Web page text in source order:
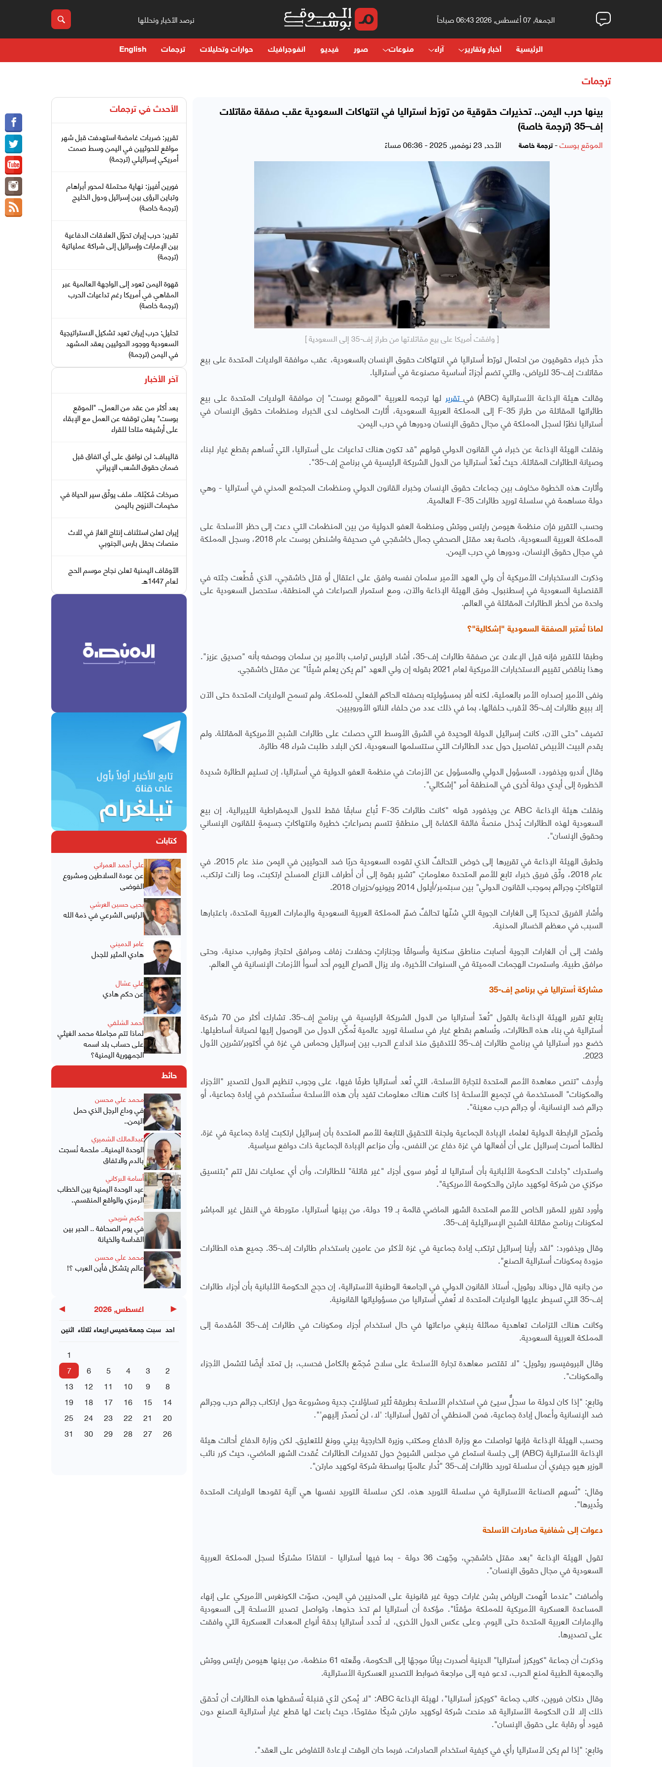
الجمعة, 07 أغسطس, 2026 06:43 صباحاً نرصد الأخبار ونحللها
الرئيسية أخبار وتقارير آراء منوعات صور فيديو انفوجرافيك حوارات وتحليلات ترجمات English
ترجمات
بينها حرب اليمن.. تحذيرات حقوقية من تورّط أستراليا في انتهاكات السعودية عقب صفقة مقاتلات
إف–35 (ترجمة خاصة)
الموقع بوست-ترجمة خاصة الأحد, 23 نوفمبر, 2025 - 06:36 مساءً
[ وافقت أمريكا على بيع مقاتلاتها من طراز إف-35 إلى السعودية ]
حذّر خبراء حقوقيون من احتمال تورّط أستراليا في انتهاكات حقوق الإنسان بالسعودية، عقب موافقة الولايات المتحدة على بيع
مقاتلات إف-35 للرياض، والتي تضم أجزاءً أساسية مصنوعة في أستراليا.
وقالت هيئة الإذاعة الأسترالية (ABC) في تقرير لها ترجمه للعربية "الموقع بوست" إن موافقة الولايات المتحدة على بيع
طائراتها المقاتلة من طرازF-35 إلى المملكة العربية السعودية، أثارت المخاوف لدى الخبراء ومنظمات حقوق الإنسان في
أستراليا نظرًا لسجل المملكة في مجال حقوق الإنسان ودورها في حرب اليمن.
ونقلت الهيئة الإذاعة عن خبراء في القانون الدولي قولهم "قد تكون هناك تداعيات على أستراليا، التي تُساهم بقطع غيار لبناء
وصيانة الطائرات المقاتلة. حيث تُعدّ أستراليا من الدول الشريكة الرئيسية في برنامج إف-35".
وأثارت هذه الخطوة مخاوف بين جماعات حقوق الإنسان وخبراء القانون الدولي ومنظمات المجتمع المدني في أستراليا - وهي
دولة مساهمة في سلسلة توريد طائراتF-35 العالمية.
وحسب التقرير فإن منظمة هيومن رايتس ووتش ومنظمة العفو الدولية من بين المنظمات التي دعت إلى حظر الأسلحة على
المملكة العربية السعودية، خاصة بعد مقتل الصحفي جمال خاشقجي في صحيفة واشنطن بوست عام 2018، وسجل المملكة
في مجال حقوق الإنسان، ودورها في حرب اليمن.
وذكرت الاستخبارات الأمريكية أن ولي العهد الأمير سلمان نفسه وافق على اعتقال أو قتل خاشقجي، الذي قُطِّعت جثته في
القنصلية السعودية في إسطنبول. وفق الهيئة الإذاعة والآن، ومع استمرار الصراعات في المنطقة، ستحصل السعودية على
واحدة من أخطر الطائرات المقاتلة في العالم.
لماذا تُعتبر الصفقة السعودية "إشكالية"؟
وطبقا للتقرير فإنه قبل الإعلان عن صفقة طائرات إف-35، أشاد الرئيس ترامب بالأمير بن سلمان ووصفه بأنه "صديق عزيز".
وهذا يناقض تقييم الاستخبارات الأمريكية لعام 2021 بقوله إن ولي العهد "لم يكن يعلم شيئًا" عن مقتل خاشقجي.
ونفى الأمير إصداره الأمر بالعملية، لكنه أقر بمسؤوليته بصفته الحاكم الفعلي للمملكة. ولم تسمح الولايات المتحدة حتى الآن
إلا ببيع طائرات إف-35 لأقرب حلفائها، بما في ذلك عدد من حلفاء الناتو الأوروبيين.
تضيف "حتى الآن، كانت إسرائيل الدولة الوحيدة في الشرق الأوسط التي حصلت على طائرات الشبح الأمريكية المقاتلة. ولم
يقدم البيت الأبيض تفاصيل حول عدد الطائرات التي ستتسلمها السعودية، لكن البلاد طلبت شراء 48 طائرة.
وقال أندرو ويذفورد، المسؤول الدولي والمسؤول عن الأزمات في منظمة العفو الدولية في أستراليا، إن تسليم الطائرة شديدة
الخطورة إلى أيدي دولة أخرى في المنطقة أمر "إشكالي".
ونقلت هيئة الإذاعة ABCعن ويذفورد قوله "كانت طائراتF-35 تُباع سابقًا فقط للدول الديمقراطية الليبرالية، إن بيع
السعودية لهذه الطائرات يُدخل منصةً فائقة الكفاءة إلى منطقةٍ تتسم بصراعاتٍ خطيرة وانتهاكاتٍ جسيمةٍ للقانون الإنساني
وحقوق الإنسان".
وتطرق الهيئة الإذاعة في تقريرها إلى خوض التحالفٌ الذي تقوده السعودية حربًا ضد الحوثيين في اليمن منذ عام 2015. في
عام 2018، وثّق فريق خبراء تابع للأمم المتحدة معلوماتٍ "تشير بقوة إلى أن أطراف النزاع المسلح ارتكبت، وما زالت ترتكب،
انتهاكاتٍ وجرائم بموجب القانون الدولي" بين سبتمبر/أيلول 2014 ويونيو/حزيران 2018.
وأشار الفريق تحديدًا إلى الغارات الجوية التي شنّها تحالفٌ ضمّ المملكة العربية السعودية والإمارات العربية المتحدة، باعتبارها
السبب في معظم الخسائر المدنية.
ولفت إلى أن الغارات الجوية أصابت مناطق سكنية وأسواقًا وجنازاتٍ وحفلات زفاف ومرافق احتجاز وقوارب مدنية، وحتى
مرافق طبية. واستمرت الهجمات المميتة في السنوات الأخيرة، ولا يزال الصراع اليوم أحد أسوأ الأزمات الإنسانية في العالم.
مشاركة أستراليا في برنامج إف-35
يتابع تقرير الهيئة الإذاعة بالقول "تُعدّ أستراليا من الدول الشريكة الرئيسية في برنامج إف-35. تشارك أكثر من 70 شركة
أسترالية في بناء هذه الطائرات، وتُساهم بقطع غيار في سلسلة توريد عالمية تُمكّن الدول من الوصول إليها لصيانة أساطيلها.
خضع دور أستراليا في برنامج طائرات إف-35 للتدقيق منذ اندلاع الحرب بين إسرائيل وحماس في غزة في أكتوبر/تشرين الأول
2023.
وأردف "تنص معاهدة الأمم المتحدة لتجارة الأسلحة، التي تُعد أستراليا طرفًا فيها، على وجوب تنظيم الدول لتصدير "الأجزاء
والمكونات" المستخدمة في تجميع الأسلحة إذا كانت هناك معلومات تفيد بأن هذه الأسلحة ستُستخدم في إبادة جماعية، أو
جرائم ضد الإنسانية، أو جرائم حرب معينة".
وتُصرّح الرابطة الدولية لعلماء الإبادة الجماعية ولجنة التحقيق التابعة للأمم المتحدة بأن إسرائيل ارتكبت إبادة جماعية في غزة.
لطالما أصرت إسرائيل على أن أفعالها في غزة دفاع عن النفس، وأن مزاعم الإبادة الجماعية ذات دوافع سياسية.
واستدرك "جادلت الحكومة الألبانية بأن أستراليا لا تُوفر سوى أجزاء "غير قاتلة" للطائرات، وأن أي عمليات نقل تتم "بتنسيق
مركزي من شركة لوكهيد مارتن والحكومة الأمريكية".
وأورد تقرير للمقرر الخاص للأمم المتحدة الشهر الماضي قائمة بـ 19 دولة، من بينها أستراليا، متورطة في النقل غير المباشر
لمكونات برنامج مقاتلة الشبح الإسرائيلية إف-35.
وقال ويذفورد: "لقد رأينا إسرائيل ترتكب إبادة جماعية في غزة لأكثر من عامين باستخدام طائرات إف-35. جميع هذه الطائرات
مزودة بمكونات أسترالية الصنع".
من جانبه قال دونالد روثويل، أستاذ القانون الدولي في الجامعة الوطنية الأسترالية، إن حجج الحكومة الألبانية بأن أجزاء طائرات
إف-35 التي تسيطر عليها الولايات المتحدة لا تُعفي أستراليا من مسؤولياتها القانونية.
وكانت هناك التزامات تعاهدية مماثلة ينبغي مراعاتها في حال استخدام أجزاء ومكونات في طائرات إف-35 المُقدمة إلى
المملكة العربية السعودية.
وقال البروفيسور روثويل: "لا تقتصر معاهدة تجارة الأسلحة على سلاح مُجمّع بالكامل فحسب، بل تمتد أيضًا لتشمل الأجزاء
والمكونات".
وتابع: "إذا كان لدولة ما سجلٌّ سيئ في استخدام الأسلحة بطريقة تُثير تساؤلاتٍ جدية ومشروعة حول ارتكاب جرائم حرب وجرائم
ضد الإنسانية وأعمال إبادة جماعية، فمن المنطقي أن تقول أستراليا: 'لا، لن نُصدّر إليهم'".
وحسب الهيئة الإذاعة فإنها تواصلت مع وزارة الدفاع ومكتب وزيرة الخارجية بيني وونغ للتعليق. لكن وزارة الدفاع أحالت هيئة
الإذاعة الأسترالية (ABC) إلى جلسة استماع في مجلس الشيوخ حول تقديرات الطائرات عُقدت الشهر الماضي، حيث كرر نائب
الوزير هيو جيفري أن سلسلة توريد طائرات إف-35 "تُدار عالميًا بواسطة شركة لوكهيد مارتن".
وقال: "تُسهم الصناعة الأسترالية في سلسلة التوريد هذه، لكن سلسلة التوريد نفسها هي آلية تقودها الولايات المتحدة
وتُديرها".
دعوات إلى شفافية صادرات الأسلحة
تقول الهيئة الإذاعة "بعد مقتل خاشقجي، وجّهت 36 دولة - بما فيها أستراليا - انتقادًا مشتركًا لسجل المملكة العربية
السعودية في مجال حقوق الإنسان".
وأضافت "عندما اتُهمت الرياض بشن غارات جوية غير قانونية على المدنيين في اليمن، صوّت الكونغرس الأمريكي على إنهاء
المساعدة العسكرية الأمريكية للمملكة مؤقتًا". مؤكدة أن أستراليا لم تحذ حذوها، وتواصل تصدير الأسلحة إلى السعودية
والإمارات العربية المتحدة حتى اليوم. وعلى عكس الدول الأخرى، لا تُحدد أستراليا بدقة أنواع المعدات العسكرية التي وافقت
على تصديرها.
وذكرت أن جماعة "كويكرز أستراليا" الدينية أصدرت بيانًا موجهًا إلى الحكومة، وقّعته 61 منظمة، من بينها هيومن رايتس ووتش
والجمعية الطبية لمنع الحرب، تدعو فيه إلى مراجعة ضوابط التصدير العسكرية الأسترالية.
وقال دنكان فروين، كاتب جماعة "كويكرز أستراليا"، لهيئة الإذاعةABC: "لا يُمكن لأي قنبلة تُسقطها هذه الطائرات أن تُحقق
ذلك إلا لأن الحكومة الأسترالية قد منحت شركة لوكهيد مارتن شيكًا مفتوحًا، حيث باعت لها قطع غيار أسترالية الصنع دون
قيود أو رقابة على حقوق الإنسان".
وتابع: "إذا لم يكن لأستراليا رأي في كيفية استخدام الصادرات، فربما حان الوقت لإعادة التفاوض على العقد".
الأحدث في ترجمات
تقرير: ضربات غامضة استهدفت قبل شهر
مواقع للحوثيين في اليمن وسط صمت
أمريكي إسرائيلي (ترجمة)
فورين أفيرز: نهاية محتملة لمحور أبراهام
وتباين الرؤى بين إسرائيل ودول الخليج
(ترجمة خاصة)
تقرير: حرب إيران تحوّل العلاقات الدفاعية
بين الإمارات وإسرائيل إلى شراكة عملياتية
(ترجمة)
قهوة اليمن تعود إلى الواجهة العالمية عبر
المقاهي في أمريكا رغم تداعيات الحرب
(ترجمة خاصة)
تحليل: حرب إيران تعيد تشكيل الاستراتيجية
السعودية ووجود الحوثيين يعقد المشهد
في اليمن (ترجمة)
آخر الأخبار
بعد أكثر من عقد من العمل.. "الموقع
بوست" يعلن توقفه عن العمل مع الإبقاء
على أرشيفه متاحا للقراء
قاليباف: لن نوافق على أي اتفاق قبل
ضمان حقوق الشعب الإيراني
صرخات مُكبّلة.. ملف يوثّق سير الحياة في
مخيمات النزوح باليمن
إيران تعلن استئناف إنتاج الغاز في ثلاث
منصات بحقل بارس الجنوبي
الأوقاف اليمنية تعلن نجاح موسم الحج
لعام 1447هـ
كتابات
علي أحمد العمراني
عن عودة السلاطين ومشروع
الفوضى
يحيى حسين العرشي
الرئيس الشرعي في ذمة الله
عامر الدميني
هادي المثير للجدل
علي عشال
عن حكم هادي
أحمد الشلفي
لماذا تتم مجاملة محمد الغيثي
على حساب بلد اسمه
الجمهورية اليمنية؟
حائط
محمد علي محسن
في وداع الرجل الذي حمل
اليمن..
عبدالمالك الشميري
الوحدة اليمنية.. ملحمة نُسجت
بالدم والاتفاق
أسامة البركاني
عيد الوحدة اليمنية بين الخطاب
الرمزي والواقع المنقسم..
حكيم شريحي
في يوم الصحافة .. الحبر بين
القداسة والخيانة
محمد علي محسن
عالم يتشكل فأين العرب ؟!
◀ اغسطس, 2026 ▶
اثنين ثلاثاء اربعاءخميسجمعة سبت احد
1
2
3
4
5
6
7
8
9
10
11
12
13
14
15
16
17
18
19
20
21
22
23
24
25
26
27
28
29
30
31